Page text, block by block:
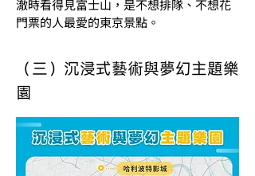
澈時看得見富士山，是不想排隊、不想花
門票的人最愛的東京景點。
（三）沉浸式藝術與夢幻主題樂
園